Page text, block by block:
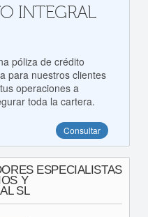
INTEGRAL
póliza de crédito
para nuestros clientes
operaciones a
toda la cartera.
Consultar
ESPECIALISTAS
Y
SL